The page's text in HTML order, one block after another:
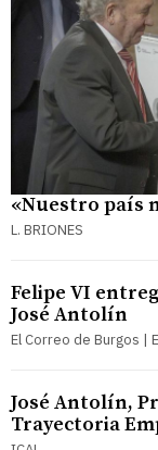
«Nuestro país
L. BRIONES
Felipe VI
José Antolín
El Correo de Burgos |
José Antolín,
Trayectoria